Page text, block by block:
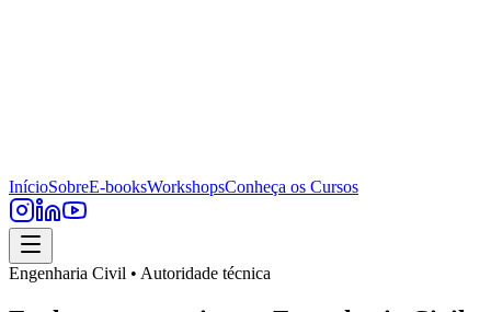
InícioSobreE-booksWorkshopsConheça os Cursos
Engenharia Civil • Autoridade técnica